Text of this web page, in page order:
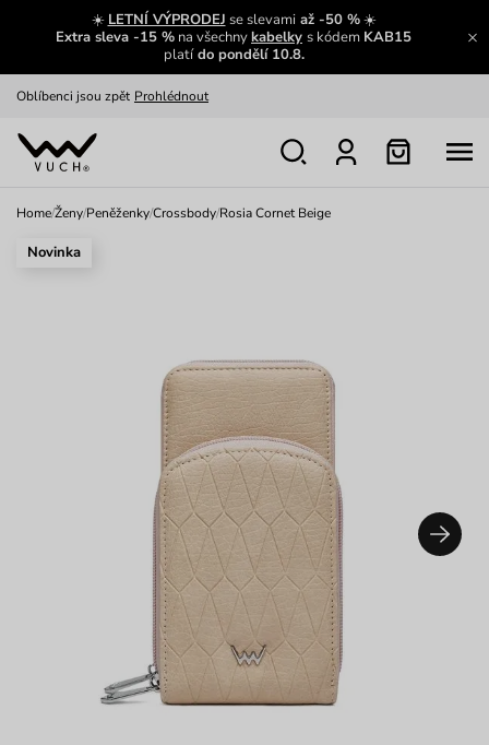
☀️ LETNÍ VÝPRODEJ se slevamiaž -50 %☀️
Extra sleva -15 % na všechnykabelky s kódem KAB15
platído pondělí 10.8.
Zajímavosti ze světa Vuch:
Zobrazit
Oblíbenci jsou zpět Prohlédnout
Nech se inspirovat
Home/Ženy/Peněženky/Crossbody/Rosia Cornet Beige
Novinka